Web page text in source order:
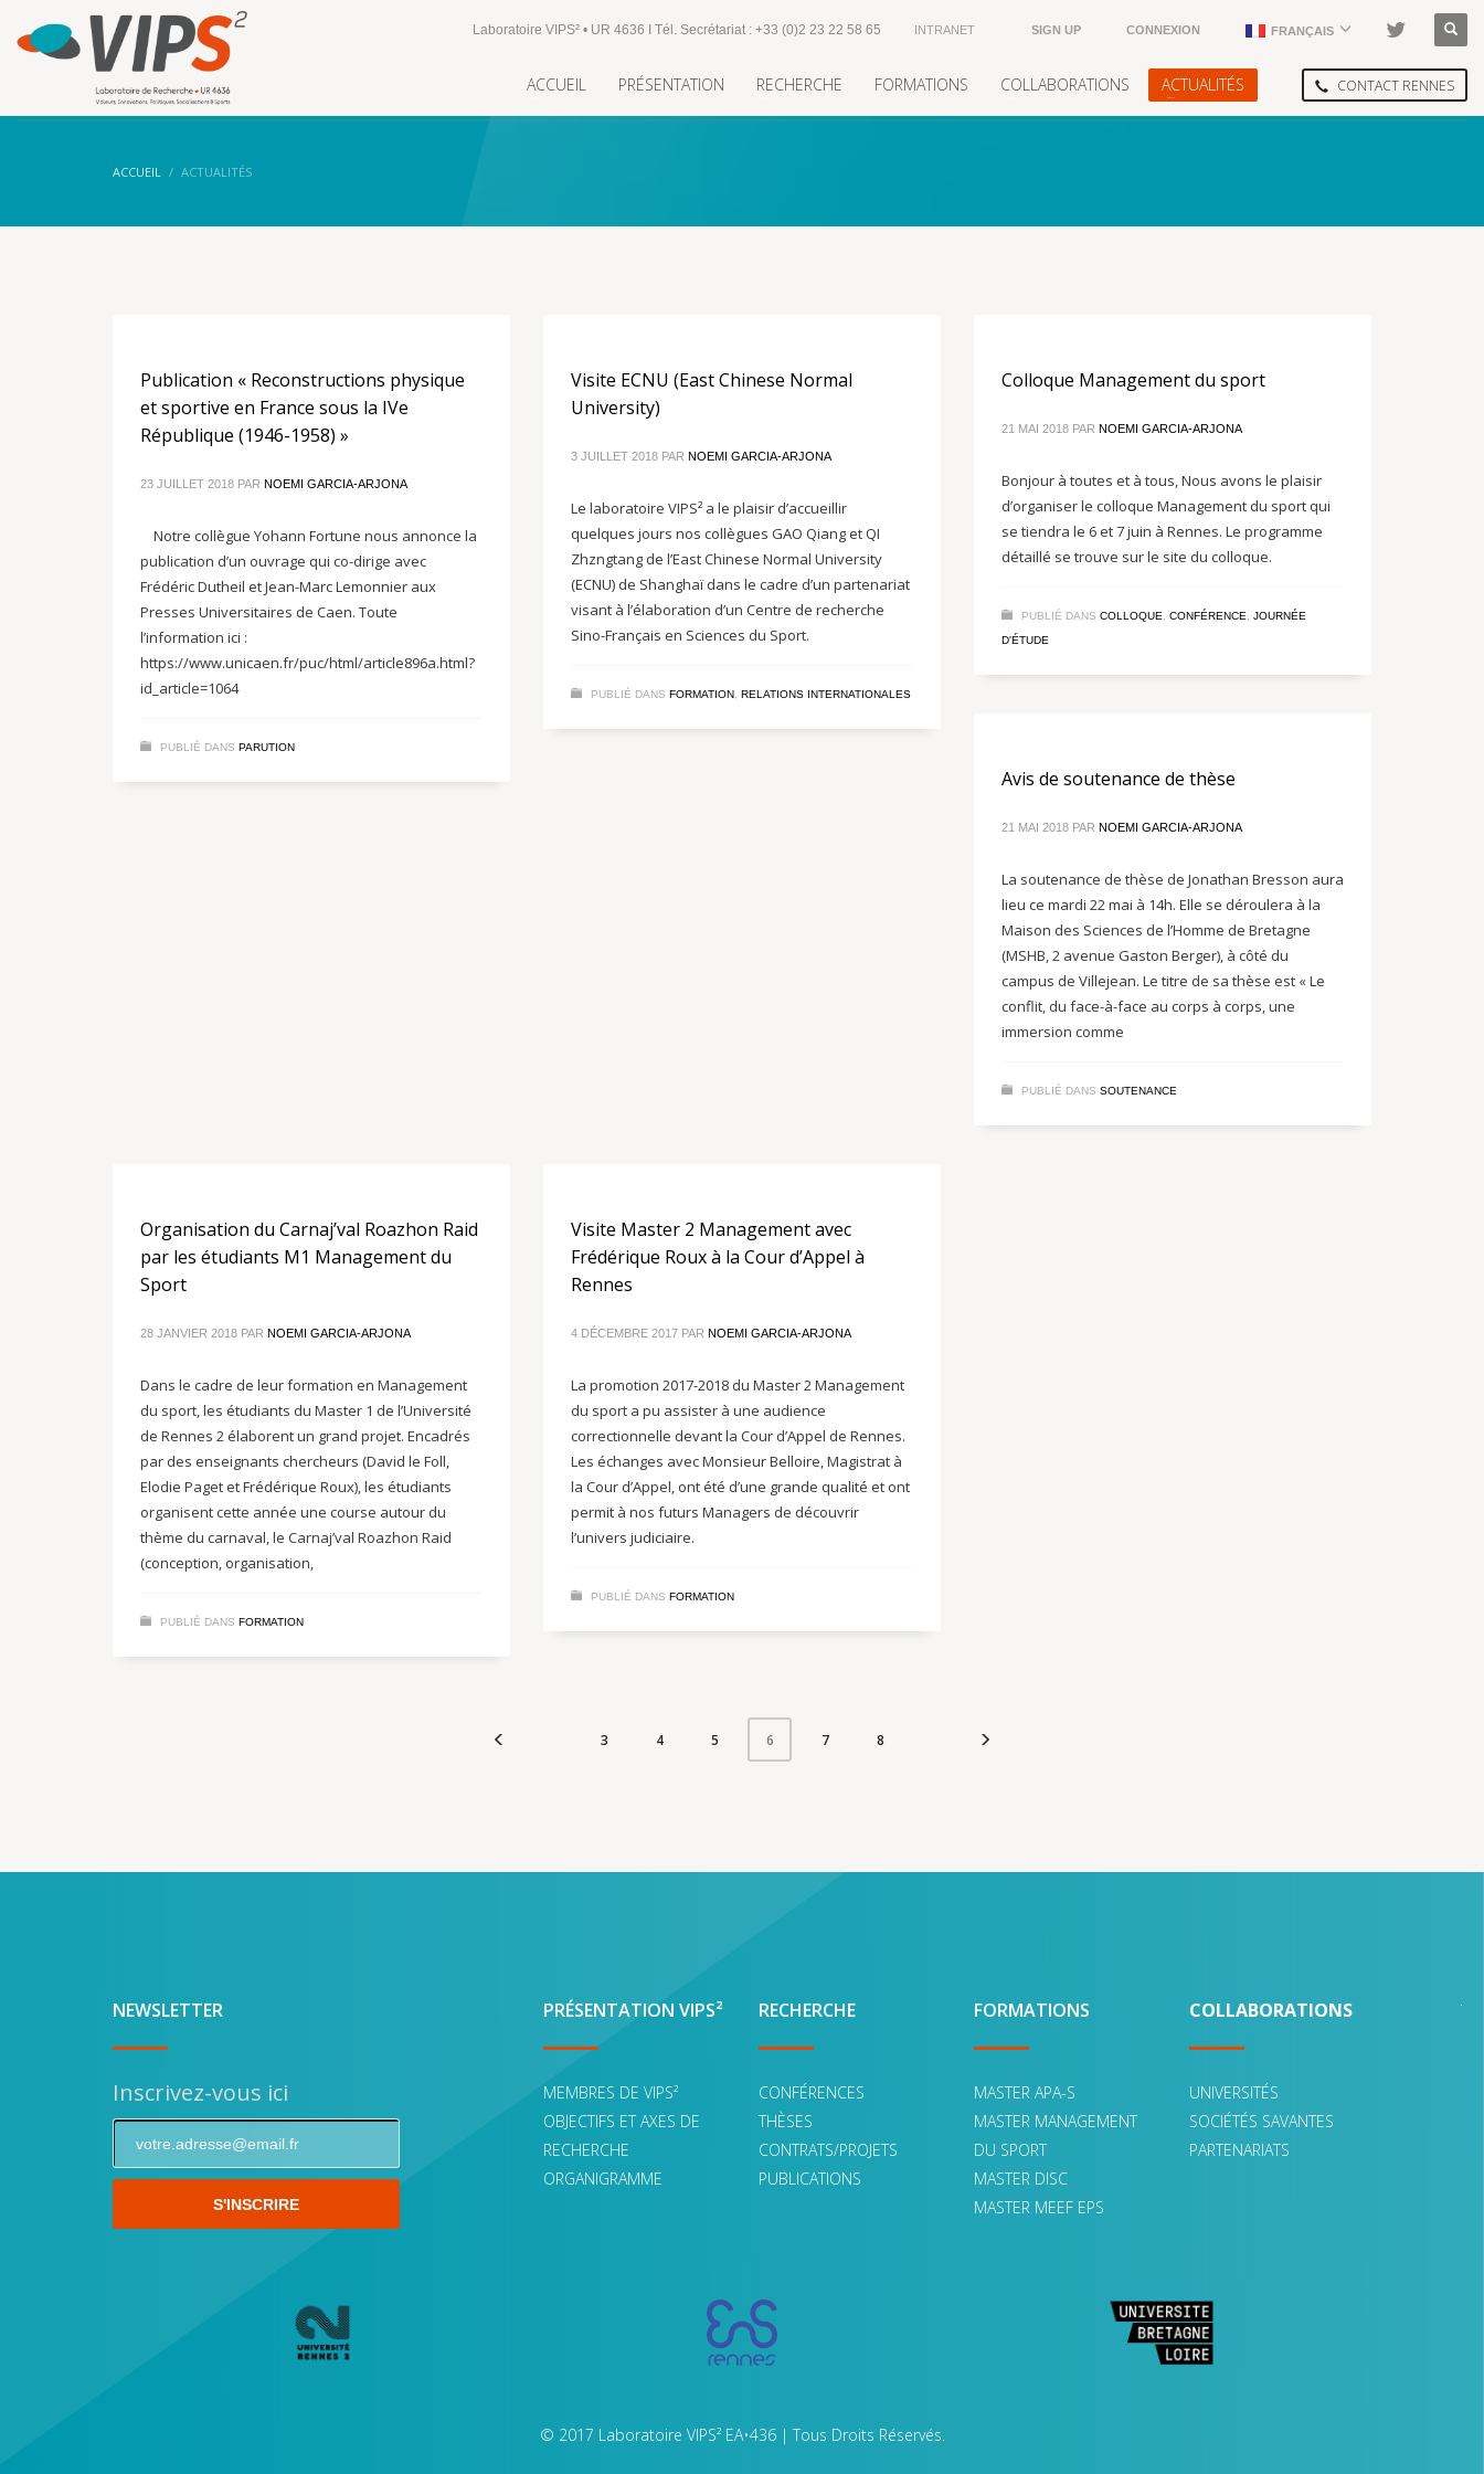
Laboratoire VIPS² • UR 4636 I Tél. Secrétariat : +33 (0)2 23 22 58 65 INTRANET SIGN UP CONNEXION FRANÇAIS
ACCUEIL PRÉSENTATION RECHERCHE FORMATIONS COLLABORATIONS ACTUALITÉS CONTACT RENNES
ACCUEIL ACTUALITÉS
Publication « Reconstructions physique
et sportive en France sous la IVe
République (1946-1958) »
23 JUILLET 2018 PAR NOEMI GARCIA-ARJONA
Notre collègue Yohann Fortune nous annonce la
publication d’un ouvrage qui co-dirige avec
Frédéric Dutheil et Jean-Marc Lemonnier aux
Presses Universitaires de Caen. Toute
l’information ici :
https://www.unicaen.fr/puc/html/article896a.html?
id_article=1064
PUBLIÉ DANS PARUTION
Visite ECNU (East Chinese Normal
University)
3 JUILLET 2018 PAR NOEMI GARCIA-ARJONA
Le laboratoire VIPS² a le plaisir d’accueillir
quelques jours nos collègues GAO Qiang et QI
Zhzngtang de l’East Chinese Normal University
(ECNU) de Shanghaï dans le cadre d’un partenariat
visant à l’élaboration d’un Centre de recherche
Sino-Français en Sciences du Sport.
PUBLIÉ DANS FORMATION RELATIONS INTERNATIONALES
Colloque Management du sport
21 MAI 2018 PAR NOEMI GARCIA-ARJONA
Bonjour à toutes et à tous, Nous avons le plaisir
d’organiser le colloque Management du sport qui
se tiendra le 6 et 7 juin à Rennes. Le programme
détaillé se trouve sur le site du colloque.
PUBLIÉ DANS COLLOQUE CONFÉRENCE
JOURNÉE
D'ÉTUDE
Avis de soutenance de thèse
21 MAI 2018 PAR NOEMI GARCIA-ARJONA
La soutenance de thèse de Jonathan Bresson aura
lieu ce mardi 22 mai à 14h. Elle se déroulera à la
Maison des Sciences de l’Homme de Bretagne
(MSHB, 2 avenue Gaston Berger), à côté du
campus de Villejean. Le titre de sa thèse est « Le
conflit, du face-à-face au corps à corps, une
immersion comme
PUBLIÉ DANS SOUTENANCE
Organisation du Carnaj’val Roazhon Raid
par les étudiants M1 Management du
Sport
28 JANVIER 2018 PAR NOEMI GARCIA-ARJONA
Dans le cadre de leur formation en Management
du sport, les étudiants du Master 1 de l’Université
de Rennes 2 élaborent un grand projet. Encadrés
par des enseignants chercheurs (David le Foll,
Elodie Paget et Frédérique Roux), les étudiants
organisent cette année une course autour du
thème du carnaval, le Carnaj’val Roazhon Raid
(conception, organisation,
PUBLIÉ DANS FORMATION
Visite Master 2 Management avec
Frédérique Roux à la Cour d’Appel à
Rennes
4 DÉCEMBRE 2017 PAR NOEMI GARCIA-ARJONA
La promotion 2017-2018 du Master 2 Management
du sport a pu assister à une audience
correctionnelle devant la Cour d’Appel de Rennes.
Les échanges avec Monsieur Belloire, Magistrat à
la Cour d’Appel, ont été d’une grande qualité et ont
permit à nos futurs Managers de découvrir
l’univers judiciaire.
PUBLIÉ DANS FORMATION
3 4 5 6 7 8
NEWSLETTER
Inscrivez-vous ici
S'INSCRIRE
PRÉSENTATION VIPS²
MEMBRES DE VIPS²
OBJECTIFS ET AXES DE
RECHERCHE
ORGANIGRAMME
RECHERCHE
CONFÉRENCES
THÈSES
CONTRATS/PROJETS
PUBLICATIONS
FORMATIONS
MASTER APA-S
MASTER MANAGEMENT
DU SPORT
MASTER DISC
MASTER MEEF EPS
COLLABORATIONS
UNIVERSITÉS
SOCIÉTÉS SAVANTES
PARTENARIATS
© 2017 Laboratoire VIPS² EA•436 | Tous Droits Réservés.